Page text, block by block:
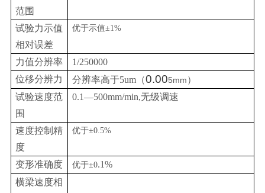
范围
试验力示值
相对误差
优于示值±1%
力值分辨率
1/250000
位移分辨力
分辨率高于5um（0.005mm）
试验速度范
围
0.1—500mm/min,无级调速
速度控制精
度
优于±0.5%
变形准确度 优于±0.1%
横梁速度相